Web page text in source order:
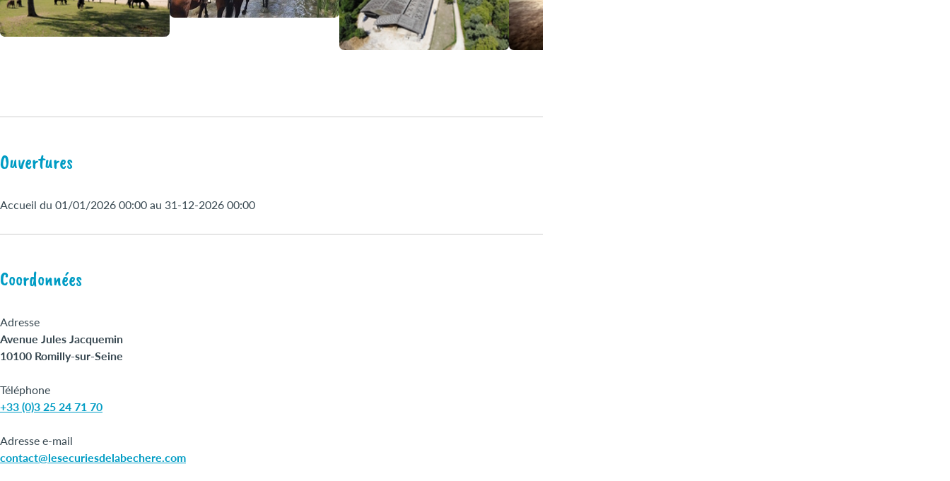
Ouvertures
Accueil du 01/01/2026 00:00 au 31-12-2026 00:00
Coordonnées
Adresse
Avenue Jules Jacquemin
10100 Romilly-sur-Seine
Téléphone
+33 (0)3 25 24 71 70
Adresse e-mail
contact@lesecuriesdelabechere.com